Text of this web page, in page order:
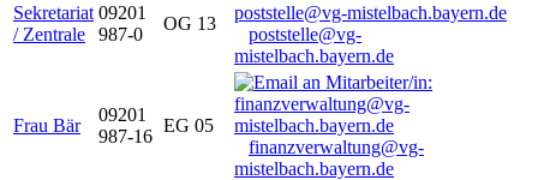
Sekretariat
/ Zentrale
09201
987-0
OG 13
poststelle@vg-
mistelbach.bayern.de
Frau Bär
09201
987-16
EG 05
finanzverwaltung@vg-
mistelbach.bayern.de